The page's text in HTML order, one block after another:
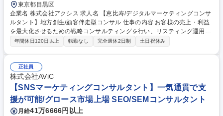
東京都目黒区
企業名 株式会社アクシス 求人名 【恵比寿/デジタルマーケティングコンサ
ルタント】地方創生/顧客伴走型コンサル 仕事の内容 お客様の売上・利益
を最大化させるための戦略コンサルティングを行い、リスティング運用、
SNS運用、SEO対策、DX化支援などを通じてデジタルマーケティングを
提案。DX化支援も含めた総合的なデジタルマーケティング支援を行いま
す。 【主な業務】クライアントの課題ヒアリングから最適な解決策を施策
レベルに落とし込み提案。リスティング運用、SNS運用、SEO対策等のウ
ェブマーケティングに加え、AIを活用したDX化支援を行います。 募集職
種 【恵比寿/デジタルマーケティングコンサルタント】地方創生/顧客伴走
型コンサル
年間休日120日以上 転勤なし 完全週休2日制 土日祝休み
正社員
株式会社AViC
【SNSマーケティングコンサルタント】一気通貫で支
援が可能/グロース市場上場 SEO/SEMコンサルタント
月給41万6666円以上